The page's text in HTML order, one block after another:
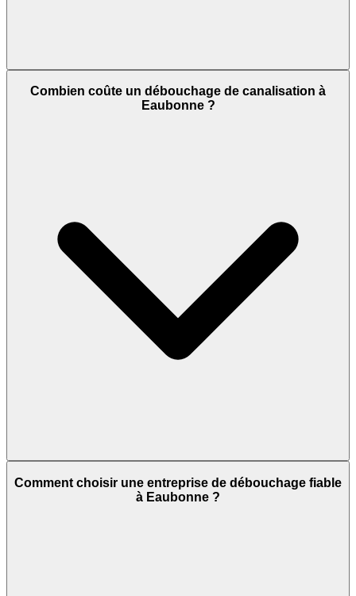
Combien coûte un débouchage de canalisation à
Eaubonne ?
Comment choisir une entreprise de débouchage fiable
à Eaubonne ?